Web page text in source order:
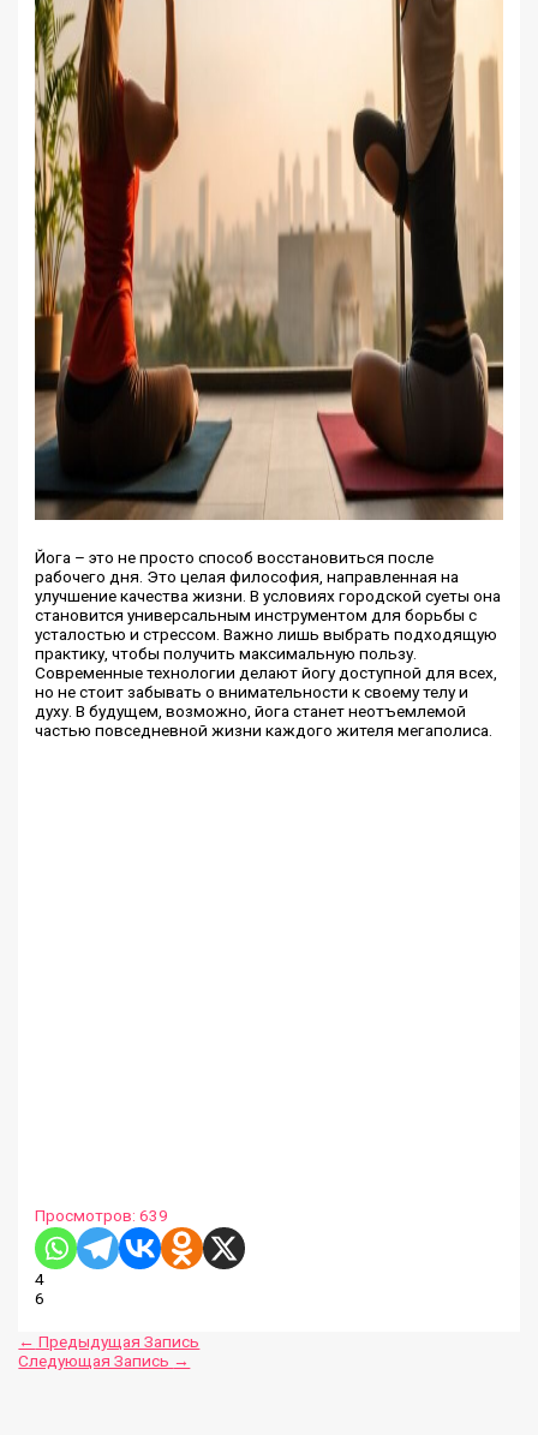
Йога – это не просто способ восстановиться после
рабочего дня. Это целая философия, направленная на
улучшение качества жизни. В условиях городской суеты она
становится универсальным инструментом для борьбы с
усталостью и стрессом. Важно лишь выбрать подходящую
практику, чтобы получить максимальную пользу.
Современные технологии делают йогу доступной для всех,
но не стоит забывать о внимательности к своему телу и
духу. В будущем, возможно, йога станет неотъемлемой
частью повседневной жизни каждого жителя мегаполиса.
Просмотров: 639
4
6
← Предыдущая Запись
Следующая Запись →